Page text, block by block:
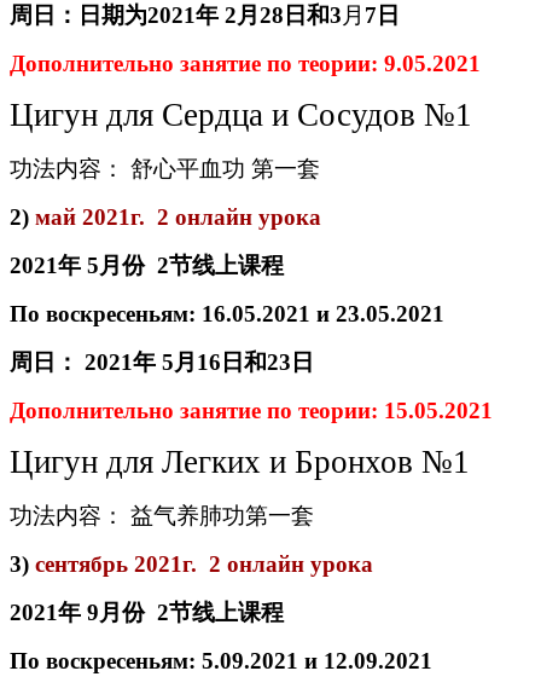
周日：日期为2021年 2月 28 日和3 月 7 日
Дополнительно занятие по теории: 9.05.2021
Цигун для Сердца и Сосудов №1
功法内容： 舒心平血功 第一套
2) май 2021г. 2 онлайн урока
2021年 5月 份2节线上课程
По воскресеньям: 16.05.2021 и 23.05.2021
周日： 2021年 5月 16 日和23 日
Дополнительно занятие по теории: 15.05.2021
Цигун для Легких и Бронхов №1
功法内容： 益气养肺功第一套
3) сентябрь 2021г. 2 онлайн урока
2021年 9月 份2节线上课程
По воскресеньям: 5.09.2021 и 12.09.2021